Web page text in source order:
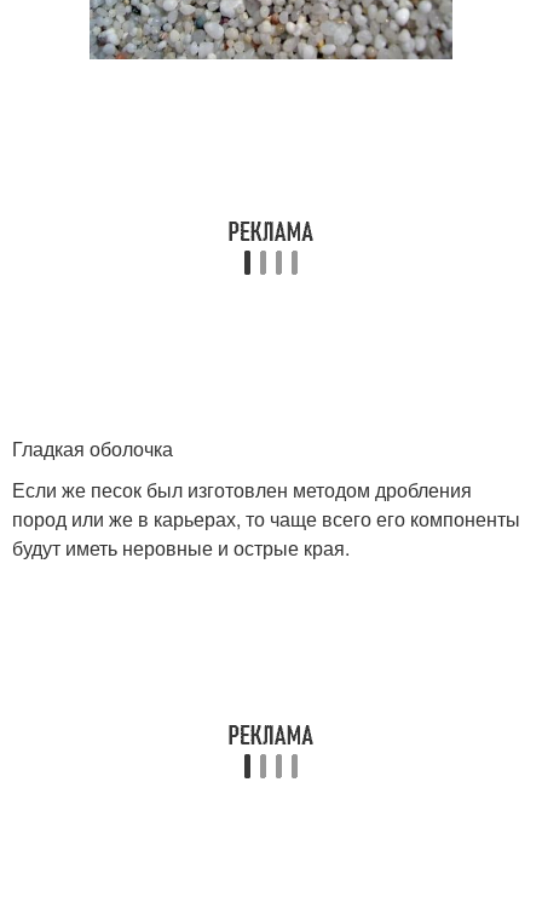
Гладкая оболочка
Если же песок был изготовлен методом дробления
пород или же в карьерах, то чаще всего его компоненты
будут иметь неровные и острые края.